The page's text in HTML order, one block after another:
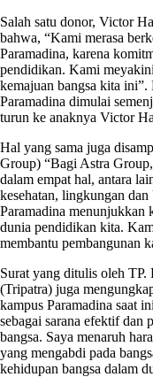
Salah satu donor, Victor
bahwa, “Kami merasa
Paramadina, karena
pendidikan. Kami
kemajuan bangsa kita
Paramadina dimulai
turun ke anaknya Victor
Hal yang sama juga
Group) “Bagi Astra
dalam empat hal, antara
kesehatan, lingkungan
Paramadina menunjukkan
dunia pendidikan kita.
membantu pembangunan
Surat yang ditulis oleh
(Tripatra) juga
kampus Paramadina saat
sebagai sarana efektif dan
bangsa. Saya menaruh
yang mengabdi pada
kehidupan bangsa dalam